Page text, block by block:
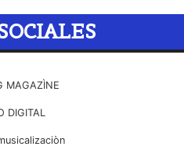
MAGAZÌNE
DIGITAL